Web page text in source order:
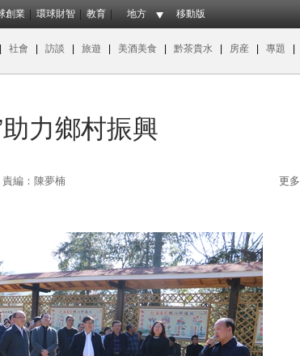
創業 環球財智 教育 地方 移動版
社會 訪談 旅遊 美酒美食 黔茶貴水 房産 專題
助力鄉村振興
責編：陳夢楠 更多